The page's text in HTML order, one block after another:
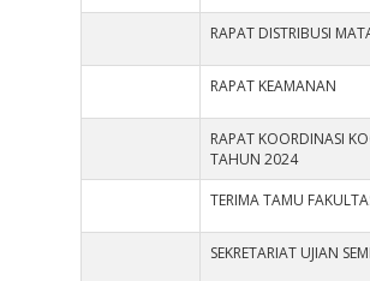
RAPAT DISTRIBUSI
RAPAT KEAMANAN
RAPAT KOORDINASI
TAHUN 2024
TERIMA TAMU
SEKRETARIAT UJIAN